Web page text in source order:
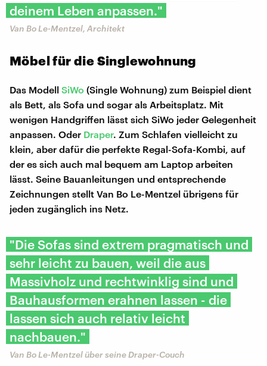
deinem Leben anpassen."
Van Bo Le-Mentzel, Architekt
Möbel für die Singlewohnung
Das Modell SiWo (Single Wohnung) zum Beispiel dient
als Bett, als Sofa und sogar als Arbeitsplatz. Mit
wenigen Handgriffen lässt sich SiWo jeder Gelegenheit
anpassen. Oder Draper. Zum Schlafen vielleicht zu
klein, aber dafür die perfekte Regal-Sofa-Kombi, auf
der es sich auch mal bequem am Laptop arbeiten
lässt. Seine Bauanleitungen und entsprechende
Zeichnungen stellt Van Bo Le-Mentzel übrigens für
jeden zugänglich ins Netz.
"Die Sofas sind extrem pragmatisch und
sehr leicht zu bauen, weil die aus
Massivholz und rechtwinklig sind und
Bauhausformen erahnen lassen - die
lassen sich auch relativ leicht
nachbauen."
Van Bo Le-Mentzel über seine Draper-Couch